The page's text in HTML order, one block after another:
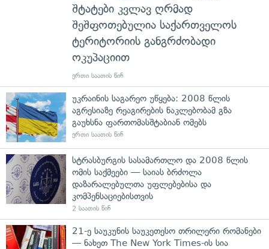
შტატები კვლავ ღრმად
შეშფოთებულია საქართველოს
ტერიტორიის განგრძობადი
ოკუპაციით
ერთი საათის წინ
უკრაინის საგარეო უწყება: 2008 წლის
აგრესიაზე რეაგირების ნაკლებობამ გზა
გაუხსნა ფართომასშტაბიან ომებს
ერთი საათის წინ
სტრასბურგის სასამართლო და 2008 წლის
ომის საქმეები — საიას ბრძოლა
დაზარალებულთა უფლებებისა და
კომპენსაციებისთვის
2 საათის წინ
21-ე საუკუნის საუკეთესო თრილერი რომანები
— ნახეთ The New York Times-ის სია